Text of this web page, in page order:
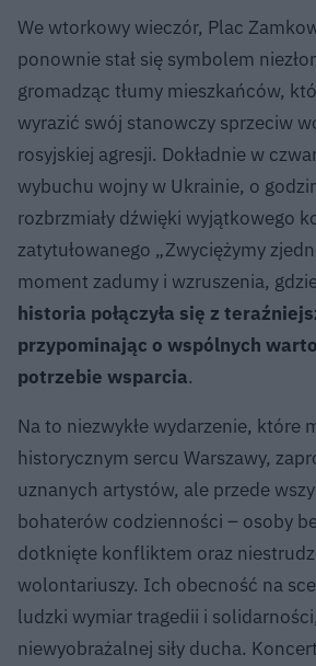
We wtorkowy wieczór, Plac
ponownie stał się symbolem
gromadząc tłumy mieszkańców,
wyrazić swój stanowczy sprzeciw
rosyjskiej agresji. Dokładnie w
wybuchu wojny w Ukrainie, o
rozbrzmiały dźwięki wyjątkowego
zatytułowanego „Zwyciężymy
moment zadumy i wzruszenia,
historia połączyła się z
przypominając o wspólnych
potrzebie wsparcia.
Na to niezwykłe wydarzenie, które
historycznym sercu Warszawy,
uznanych artystów, ale przede
bohaterów codzienności – osoby
dotknięte konfliktem oraz
wolontariuszy. Ich obecność na
ludzki wymiar tragedii i
niewyobrażalnej siły ducha.